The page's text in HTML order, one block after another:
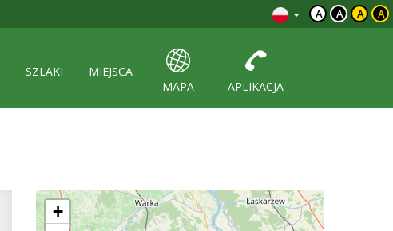
A A A A
SZLAKI
MIEJSCA
MAPA
APLIKACJA
+